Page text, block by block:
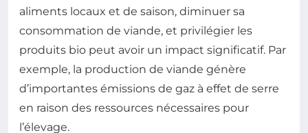
aliments locaux et de saison, diminuer sa
consommation de viande, et privilégier les
produits bio peut avoir un impact significatif. Par
exemple, la production de viande génère
d’importantes émissions de gaz à effet de serre
en raison des ressources nécessaires pour
l’élevage.